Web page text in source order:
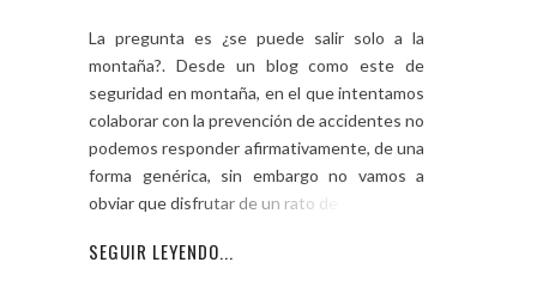
La pregunta es ¿se puede salir solo a la
montaña?. Desde un blog como este de
seguridad en montaña, en el que intentamos
colaborar con la prevención de accidentes no
podemos responder afirmativamente, de una
forma genérica, sin embargo no vamos a
obviar que disfrutar de un rato de soledad
SEGUIR LEYENDO...